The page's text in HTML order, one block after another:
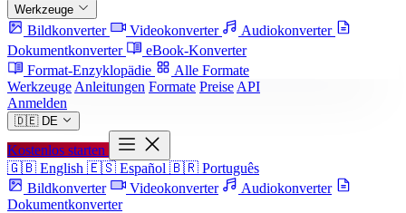
Werkzeuge
Bildkonverter Videokonverter
Audiokonverter
Dokumentkonverter
eBook-Konverter
Format-Enzyklopädie
Alle Formate
Werkzeuge Anleitungen Formate Preise API
Anmelden
🇩🇪 DE
Kostenlos starten
🇬🇧 English 🇪🇸 Español 🇧🇷 Português
Bildkonverter
Videokonverter
Audiokonverter
Dokumentkonverter